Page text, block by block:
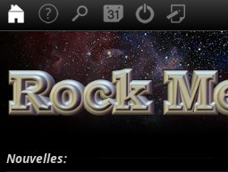
Nouvelles: